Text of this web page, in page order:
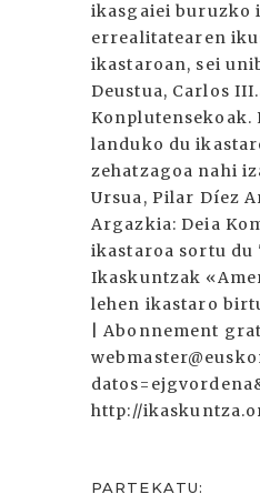
ikasgaiei buruzko
errealitatearen
ikastaroan, sei
Deustua, Carlos
landuko du
zehatzagoa nahi
Ursua, Pilar Díez
Argazkia: Deia
ikastaroa sortu du
Ikaskuntzak
lehen ikastaro
| Abonnement
http://